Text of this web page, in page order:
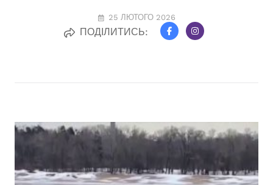
25 ЛЮТОГО 2026
ПОДІЛИТИСЬ: